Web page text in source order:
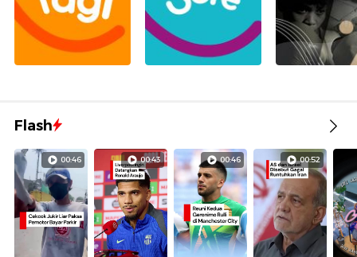
Flash
00:46 00:43 00:46 00:52